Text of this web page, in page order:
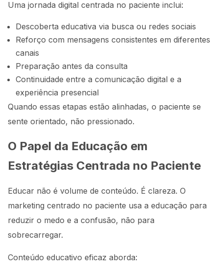
Uma jornada digital centrada no paciente inclui:
Descoberta educativa via busca ou redes sociais
Reforço com mensagens consistentes em diferentes
canais
Preparação antes da consulta
Continuidade entre a comunicação digital e a
experiência presencial
Quando essas etapas estão alinhadas, o paciente se
sente orientado, não pressionado.
O Papel da Educação em
Estratégias Centrada no Paciente
Educar não é volume de conteúdo. É clareza. O
marketing centrado no paciente usa a educação para
reduzir o medo e a confusão, não para
sobrecarregar.
Conteúdo educativo eficaz aborda: